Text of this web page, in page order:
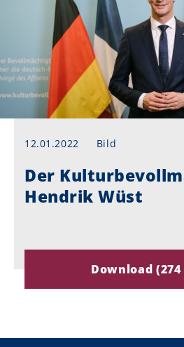
12.01.2022 Bild
Der
Hendrik Wüst
Download (274